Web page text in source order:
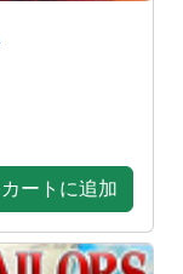
カートに追加